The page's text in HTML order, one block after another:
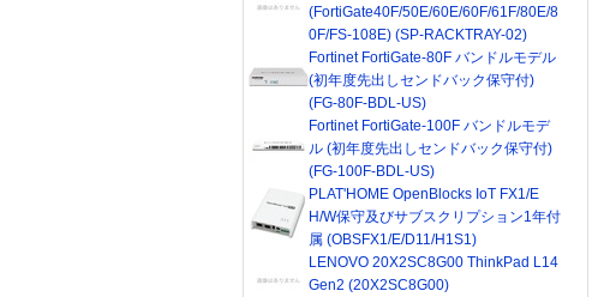
(FortiGate40F/50E/60E/60F/61F/80E/8
0F/FS-108E) (SP-RACKTRAY-02)
Fortinet FortiGate-80F バンドルモデル
(初年度先出しセンドバック保守付)
(FG-80F-BDL-US)
Fortinet FortiGate-100F バンドルモデ
ル (初年度先出しセンドバック保守付)
(FG-100F-BDL-US)
PLAT'HOME OpenBlocks IoT FX1/E
H/W保守及びサブスクリプション1年付
属 (OBSFX1/E/D11/H1S1)
LENOVO 20X2SC8G00 ThinkPad L14
Gen2 (20X2SC8G00)